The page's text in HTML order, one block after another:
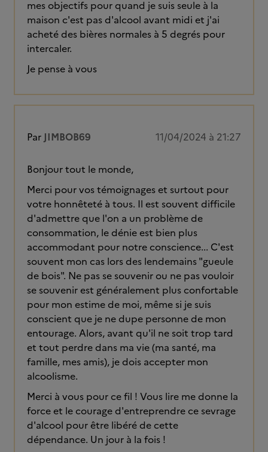
mes objectifs pour quand je suis seule à la
maison c'est pas d'alcool avant midi et j'ai
acheté des bières normales à 5 degrés pour
intercaler.
Je pense à vous
Par JIMBOB69 11/04/2024 à 21:27
Bonjour tout le monde,
Merci pour vos témoignages et surtout pour
votre honnêteté à tous. Il est souvent difficile
d'admettre que l'on a un problème de
consommation, le dénie est bien plus
accommodant pour notre conscience... C'est
souvent mon cas lors des lendemains "gueule
de bois". Ne pas se souvenir ou ne pas vouloir
se souvenir est généralement plus confortable
pour mon estime de moi, même si je suis
conscient que je ne dupe personne de mon
entourage. Alors, avant qu'il ne soit trop tard
et tout perdre dans ma vie (ma santé, ma
famille, mes amis), je dois accepter mon
alcoolisme.
Merci à vous pour ce fil ! Vous lire me donne la
force et le courage d'entreprendre ce sevrage
d'alcool pour être libéré de cette
dépendance. Un jour à la fois !